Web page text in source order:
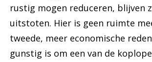
rustig mogen reduceren, blijven
uitstoten. Hier is geen ruimte
tweede, meer economische
gunstig is om een van de